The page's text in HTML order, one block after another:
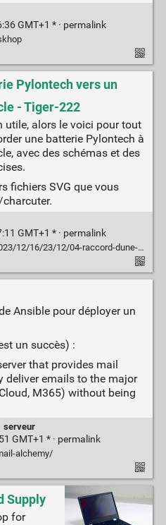
GMT+1 * · permalink
Pylontech vers un
- Tiger-222
utile, alors le voici pour tout
une batterie Pylontech à
avec des schémas et des
fichiers SVG que vous
GMT+1 * · permalink
dune-batterie-pylontech-vers-un-onduleur-wks-eko-circle
Ansible pour déployer un
un succès) :
that provides mail
deliver emails to the major
M365) without being
serveur
GMT+1 * · permalink
alchemy/
Supply
for